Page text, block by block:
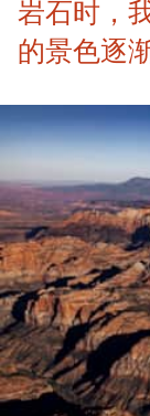
岩石时，
的景色逐